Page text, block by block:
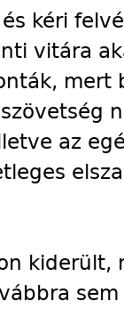
kéri
vitára
az
kiderült,